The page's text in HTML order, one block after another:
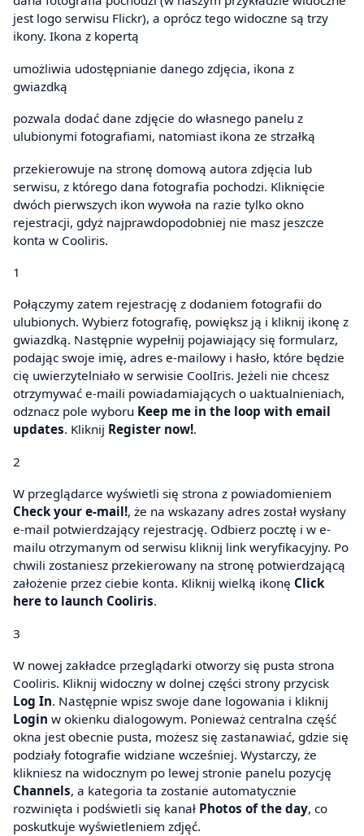
jest logo serwisu Flickr), a oprócz tego widoczne są trzy
ikony. Ikona z kopertą
umożliwia udostępnianie danego zdjęcia, ikona z
gwiazdką
pozwala dodać dane zdjęcie do własnego panelu z
ulubionymi fotografiami, natomiast ikona ze strzałką
przekierowuje na stronę domową autora zdjęcia lub
serwisu, z którego dana fotografia pochodzi. Kliknięcie
dwóch pierwszych ikon wywoła na razie tylko okno
rejestracji, gdyż najprawdopodobniej nie masz jeszcze
konta w Cooliris.
1
Połączymy zatem rejestrację z dodaniem fotografii do
ulubionych. Wybierz fotografię, powiększ ją i kliknij ikonę z
gwiazdką. Następnie wypełnij pojawiający się formularz,
podając swoje imię, adres e-mailowy i hasło, które będzie
cię uwierzytelniało w serwisie CoolIris. Jeżeli nie chcesz
otrzymywać e-maili powiadamiających o uaktualnieniach,
odznacz pole wyboru Keep me in the loop with email
updates. Kliknij Register now!.
2
W przeglądarce wyświetli się strona z powiadomieniem
Check your e-mail!, że na wskazany adres został wysłany
e-mail potwierdzający rejestrację. Odbierz pocztę i w e-
mailu otrzymanym od serwisu kliknij link weryfikacyjny. Po
chwili zostaniesz przekierowany na stronę potwierdzającą
założenie przez ciebie konta. Kliknij wielką ikonę Click
here to launch Cooliris.
3
W nowej zakładce przeglądarki otworzy się pusta strona
Cooliris. Kliknij widoczny w dolnej części strony przycisk
Log In. Następnie wpisz swoje dane logowania i kliknij
Login w okienku dialogowym. Ponieważ centralna część
okna jest obecnie pusta, możesz się zastanawiać, gdzie się
podziały fotografie widziane wcześniej. Wystarczy, że
klikniesz na widocznym po lewej stronie panelu pozycję
Channels, a kategoria ta zostanie automatycznie
rozwinięta i podświetli się kanał Photos of the day, co
poskutkuje wyświetleniem zdjęć.